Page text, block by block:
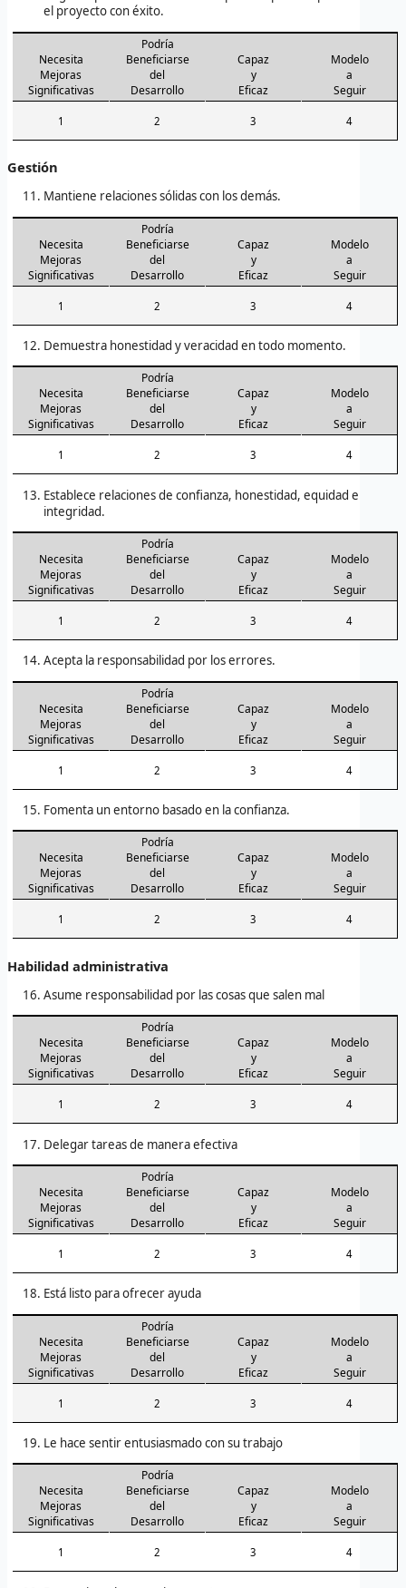
el proyecto con éxito.
Necesita
Mejoras
Significativas
Podría
Beneficiarse
del
Desarrollo
Capaz
y
Eficaz
Modelo
a
Seguir
1 2 3 4
Gestión
Mantiene relaciones sólidas con los demás.
Necesita
Mejoras
Significativas
Podría
Beneficiarse
del
Desarrollo
Capaz
y
Eficaz
Modelo
a
Seguir
1 2 3 4
Demuestra honestidad y veracidad en todo momento.
Necesita
Mejoras
Significativas
Podría
Beneficiarse
del
Desarrollo
Capaz
y
Eficaz
Modelo
a
Seguir
1 2 3 4
Establece relaciones de confianza, honestidad, equidad e
integridad.
Necesita
Mejoras
Significativas
Podría
Beneficiarse
del
Desarrollo
Capaz
y
Eficaz
Modelo
a
Seguir
1 2 3 4
Acepta la responsabilidad por los errores.
Necesita
Mejoras
Significativas
Podría
Beneficiarse
del
Desarrollo
Capaz
y
Eficaz
Modelo
a
Seguir
1 2 3 4
Fomenta un entorno basado en la confianza.
Necesita
Mejoras
Significativas
Podría
Beneficiarse
del
Desarrollo
Capaz
y
Eficaz
Modelo
a
Seguir
1 2 3 4
Habilidad administrativa
Asume responsabilidad por las cosas que salen mal
Necesita
Mejoras
Significativas
Podría
Beneficiarse
del
Desarrollo
Capaz
y
Eficaz
Modelo
a
Seguir
1 2 3 4
Delegar tareas de manera efectiva
Necesita
Mejoras
Significativas
Podría
Beneficiarse
del
Desarrollo
Capaz
y
Eficaz
Modelo
a
Seguir
1 2 3 4
Está listo para ofrecer ayuda
Necesita
Mejoras
Significativas
Podría
Beneficiarse
del
Desarrollo
Capaz
y
Eficaz
Modelo
a
Seguir
1 2 3 4
Le hace sentir entusiasmado con su trabajo
Necesita
Mejoras
Significativas
Podría
Beneficiarse
del
Desarrollo
Capaz
y
Eficaz
Modelo
a
Seguir
1 2 3 4